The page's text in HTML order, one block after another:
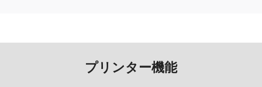
プリンター機能